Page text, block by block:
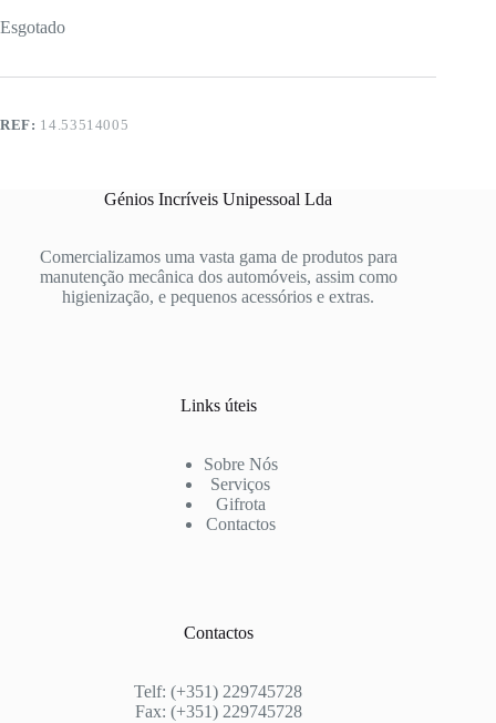
Esgotado
REF: 14.53514005
Génios Incríveis Unipessoal Lda
Comercializamos uma vasta gama de produtos para
manutenção mecânica dos automóveis, assim como
higienização, e pequenos acessórios e extras.
Links úteis
Sobre Nós
Serviços
Gifrota
Contactos
Contactos
Telf: (+351) 229745728
Fax: (+351) 229745728